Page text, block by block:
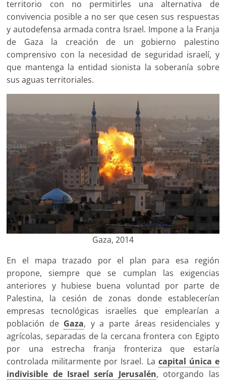
territorio con no permitirles una alternativa de
convivencia posible a no ser que cesen sus respuestas
y autodefensa armada contra Israel. Impone a la Franja
de Gaza la creación de un gobierno palestino
comprensivo con la necesidad de seguridad israelí, y
que mantenga la entidad sionista la soberanía sobre
sus aguas territoriales.
Gaza, 2014
En el mapa trazado por el plan para esa región
propone, siempre que se cumplan las exigencias
anteriores y hubiese buena voluntad por parte de
Palestina, la cesión de zonas donde establecerían
empresas tecnológicas israelíes que emplearían a
población de Gaza, y a parte áreas residenciales y
agrícolas, separadas de la cercana frontera con Egipto
por una estrecha franja fronteriza que estaría
controlada militarmente por Israel. La capital única e
indivisible de Israel sería Jerusalén, otorgando las